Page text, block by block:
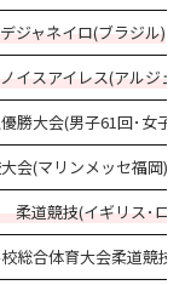
ジャネイロ(ブラジル)
イスアイレス(アルジェ
勝大会(男子61回･女子
会(マリンメッセ福岡)
柔道競技(イギリス･ロン
総合体育大会柔道競技